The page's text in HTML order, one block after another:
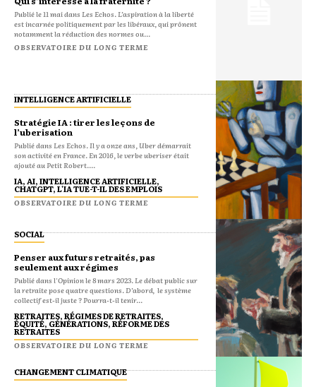
Publié le 11 mai dans Les Echos. L’aspiration à la liberté
est incarnée politiquement par les libéraux, qui prônent
notamment la réduction des normes ou...
OBSERVATOIRE DU LONG TERME
INTELLIGENCE ARTIFICIELLE
Stratégie IA : tirer les leçons de
l’uberisation
Publié dans Les Echos. Il y a onze ans, Uber démarrait
son activité en France. En 2016, le verbe uberiser était
ajouté au Petit Robert....
IA, AI, INTELLIGENCE ARTIFICIELLE,
CHATGPT, L'IA TUE-T-IL DES EMPLOIS
OBSERVATOIRE DU LONG TERME
SOCIAL
Penser aux futurs retraités, pas
seulement aux régimes
Publié dans l'Opinion le 8 mars 2023. Le débat public sur
la retraite pose quatre questions. D’abord, le système
collectif est-il juste ? Pourra-t-il tenir...
RETRAITES, RÉGIMES DE RETRAITES,
ÉQUITÉ, GÉNÉRATIONS, RÉFORME DES
RETRAITES
OBSERVATOIRE DU LONG TERME
CHANGEMENT CLIMATIQUE